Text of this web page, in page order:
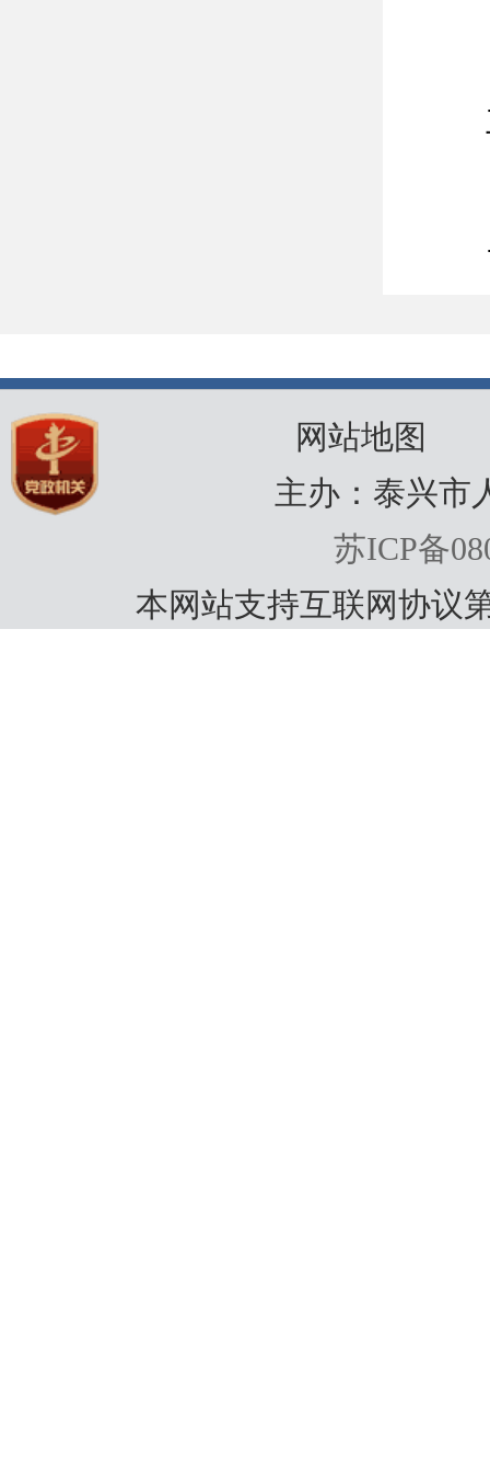
动
网站地图
主办：泰兴市
苏ICP备
本网站支持互联网协